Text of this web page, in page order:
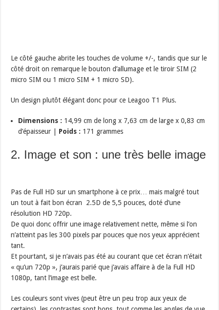
Le côté gauche abrite les touches de volume +/-, tandis que sur le
côté droit on remarque le bouton d’allumage et le tiroir SIM (2
micro SIM ou 1 micro SIM + 1 micro SD).
Un design plutôt élégant donc pour ce Leagoo T1 Plus.
Dimensions : 14,99 cm de long x 7,63 cm de large x 0,83 cm
d’épaisseur | Poids : 171 grammes
2. Image et son : une très belle image
Pas de Full HD sur un smartphone à ce prix… mais malgré tout
un tout à fait bon écran 2.5D de 5,5 pouces, doté d’une
résolution HD 720p.
De quoi donc offrir une image relativement nette, même si l’on
n’atteint pas les 300 pixels par pouces que nos yeux apprécient
tant.
Et pourtant, si je n’avais pas été au courant que cet écran n’était
« qu’un 720p », j’aurais parié que j’avais affaire à de la Full HD
1080p, tant l’image est belle.
Les couleurs sont vives (peut être un peu trop aux yeux de